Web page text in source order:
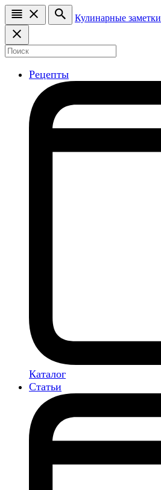
Кулинарные заметки
Рецепты
Каталог
Статьи